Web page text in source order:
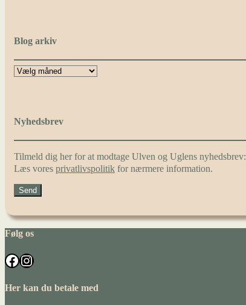
Blog arkiv
Nyhedsbrev
Tilmeld dig her for at modtage Ulven og Uglens nyhedsbrev:
Læs vores privatlivspolitik for nærmere information.
Følg os
Facebook
Instagram
Her kan du betale med